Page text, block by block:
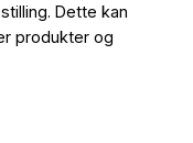
Dette kan
produkter og